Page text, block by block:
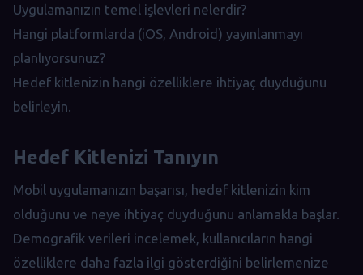
Uygulamanızın temel işlevleri nelerdir?
Hangi platformlarda (iOS, Android) yayınlanmayı
planlıyorsunuz?
Hedef kitlenizin hangi özelliklere ihtiyaç duyduğunu
belirleyin.
Hedef Kitlenizi Tanıyın
Mobil uygulamanızın başarısı, hedef kitlenizin kim
olduğunu ve neye ihtiyaç duyduğunu anlamakla başlar.
Demografik verileri incelemek, kullanıcıların hangi
özelliklere daha fazla ilgi gösterdiğini belirlemenize